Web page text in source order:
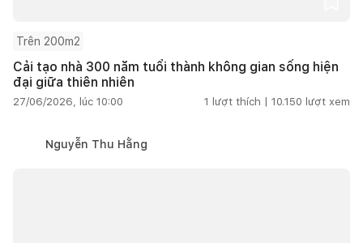
Trên 200m2
Cải tạo nhà 300 năm tuổi thành không gian sống hiện
đại giữa thiên nhiên
27/06/2026, lúc 10:00 1 lượt thích | 10.150 lượt xem
Nguyễn Thu Hằng